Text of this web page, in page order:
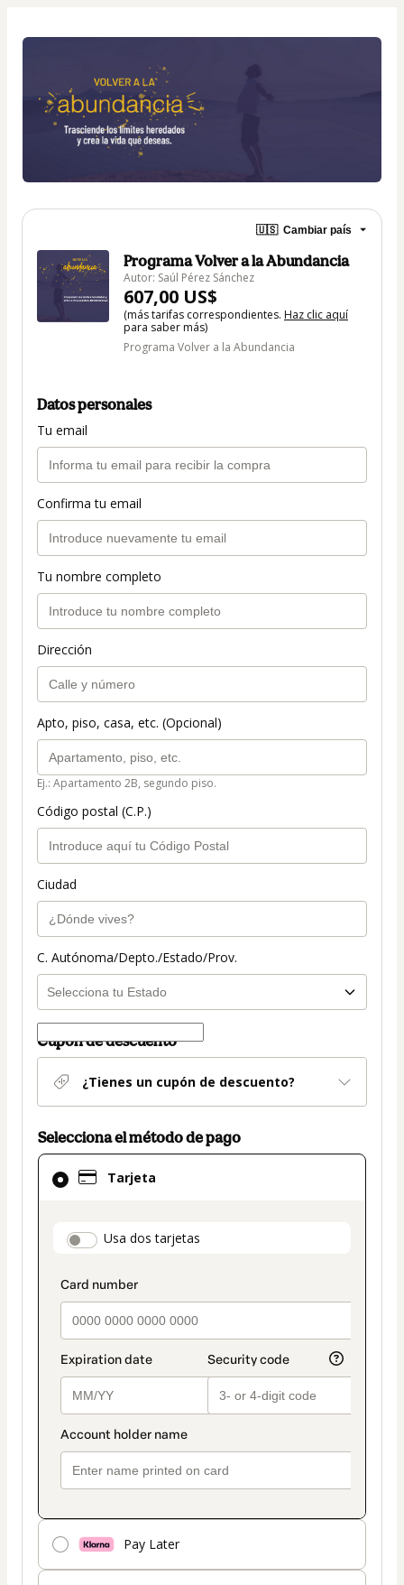
🇺🇸 Cambiar país
Programa Volver a la Abundancia
Autor: Saúl Pérez Sánchez
607,00 US$
(más tarifas correspondientes. Haz clic aquí
para saber más)
Programa Volver a la Abundancia
Datos personales
Tu email
Confirma tu email
Tu nombre completo
Dirección
Apto, piso, casa, etc. (Opcional)
Ej.: Apartamento 2B, segundo piso.
Código postal (C.P.)
Ciudad
C. Autónoma/Depto./Estado/Prov.
Cupón de descuento
¿Tienes un cupón de descuento?
Selecciona el método de pago
Tarjeta
payment_data.section_title_v2
Usa dos tarjetas
Pay Later
El
método
seleccionado
Tarjeta